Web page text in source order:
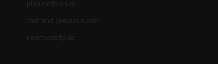
planetoftech.de
fast-and-luxurious.com
newfoodcity.de